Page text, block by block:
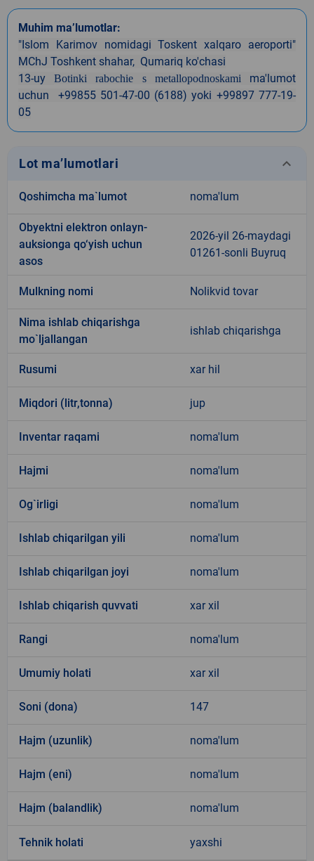
Muhim ma’lumotlar:
"Islom Karimov nomidagi Toskent xalqaro aeroporti"
MChJ Toshkent shahar, Qumariq ko'chasi
13-uyBotinki rabochie s metallopodnoskami
ma'lumot
uchun +99855 501-47-00 (6188) yoki +99897 777-19-
05
Lot ma’lumotlari keyboard_arrow_down
Qoshimcha ma`lumot noma'lum
Obyektni elektron onlayn-
auksionga qo‘yish uchun
asos
2026-yil 26-maydagi
01261-sonli Buyruq
Mulkning nomi Nolikvid tovar
Nima ishlab chiqarishga
mo`ljallangan
ishlab chiqarishga
Rusumi xar hil
Miqdori (litr,tonna) jup
Inventar raqami noma'lum
Hajmi noma'lum
Og`irligi noma'lum
Ishlab chiqarilgan yili noma'lum
Ishlab chiqarilgan joyi noma'lum
Ishlab chiqarish quvvati xar xil
Rangi noma'lum
Umumiy holati xar xil
Soni (dona) 147
Hajm (uzunlik) noma'lum
Hajm (eni) noma'lum
Hajm (balandlik) noma'lum
Tehnik holati yaxshi